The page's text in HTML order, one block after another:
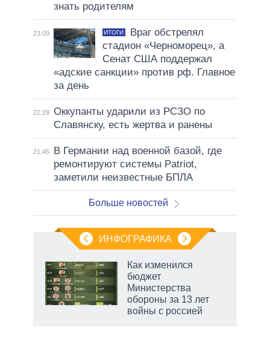
знать родителям
23:09 ИТОГИ
Враг обстрелял
стадион «Черноморец», а
Сенат США поддержал
«адские санкции» против рф. Главное
за день
22:29 Оккупанты ударили из РСЗО по
Славянску, есть жертва и ранены
21:45
В Германии над военной базой, где
ремонтируют системы Patriot,
заметили неизвестные БПЛА
Больше новостей
ИНФОГРАФИКА
Как изменился
бюджет
Министерства
обороны за 13 лет
войны с россией